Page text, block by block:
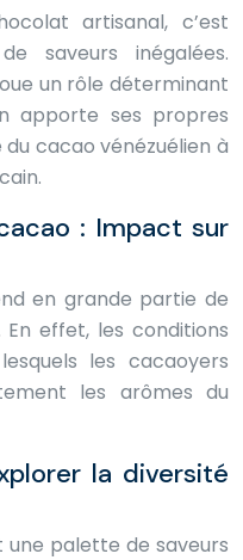
artisanal, c’est
saveurs inégalées.
un rôle déterminant
apporte ses propres
cacao vénézuélien à
: Impact sur
en grande partie de
En effet, les conditions
les cacaoyers
les arômes du
la diversité
palette de saveurs